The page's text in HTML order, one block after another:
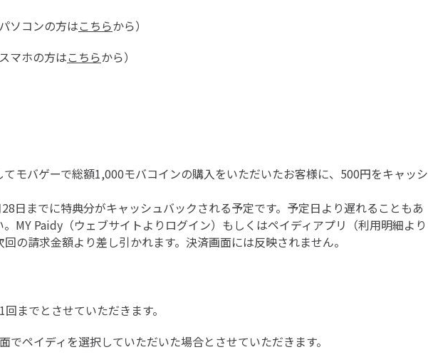
ソコンの方はこちらから）
マホの方はこちらから）
モバゲーで総額1,000モバコインの購入をいただいたお客様に、500円をキャッシ
日までに特典分がキャッシュバックされる予定です。予定日より遅れることもあ
MY Paidy（ウェブサイトよりログイン）もしくはペイディアプリ（利用明細より
の請求金額より差し引かれます。決済画面には反映されません。
までとさせていただきます。
でペイディを選択していただいた場合とさせていただきます。